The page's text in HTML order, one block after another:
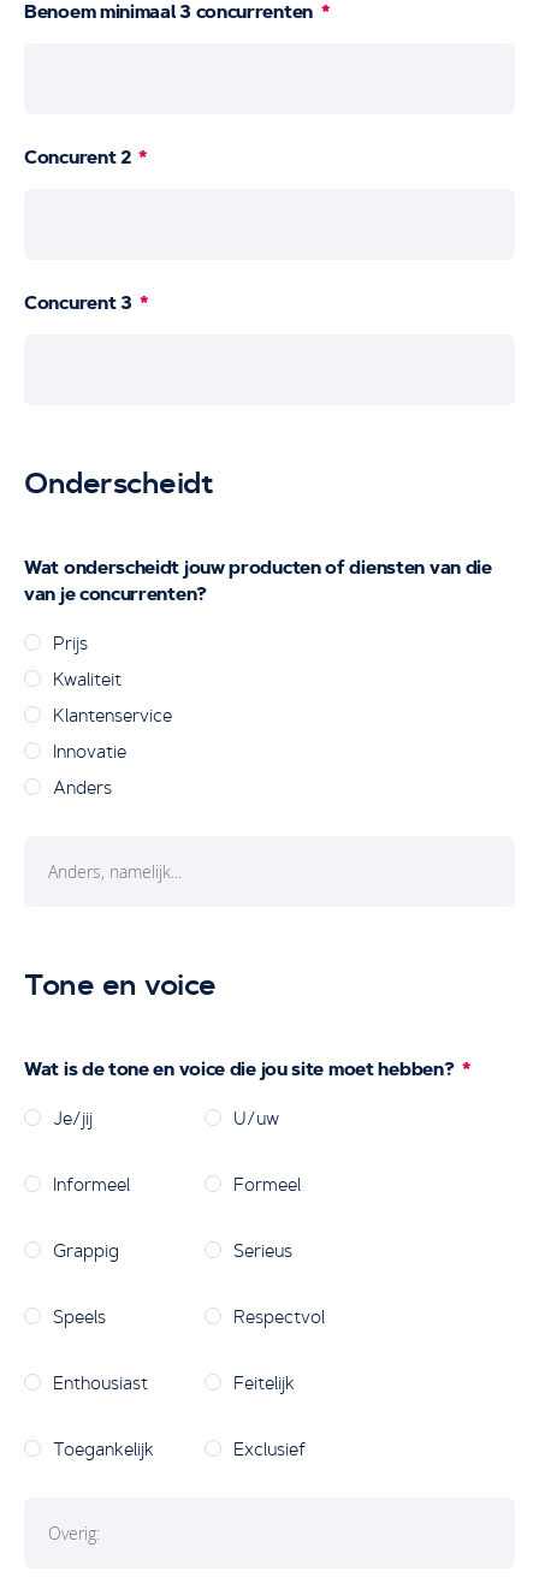
Benoem minimaal 3 concurrenten
Concurent 2
Concurent 3
Onderscheidt
Wat onderscheidt jouw producten of diensten van die
van je concurrenten?
Prijs
Kwaliteit
Klantenservice
Innovatie
Anders
Tone en voice
Wat is de tone en voice die jou site moet hebben?
Je/jij U/uw
Informeel Formeel
Grappig Serieus
Speels Respectvol
Enthousiast Feitelijk
Toegankelijk Exclusief